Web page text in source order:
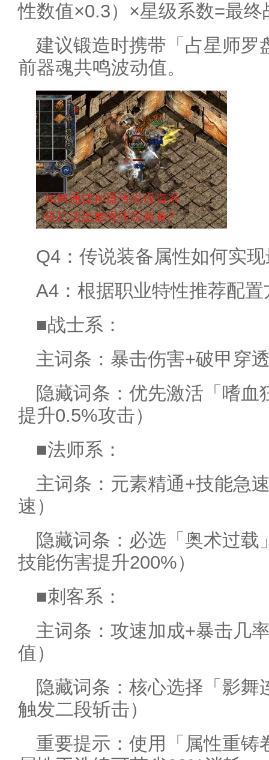
性数值×0.3）×星级系数=最终
建议锻造时携带「占星师罗
前器魂共鸣波动值。
Q4：传说装备属性如何实
A4：根据职业特性推荐配置
■战士系：
主词条：暴击伤害+破甲穿
隐藏词条：优先激活「嗜血
提升0.5%攻击）
■法师系：
主词条：元素精通+技能急
速）
隐藏词条：必选「奥术过载
技能伤害提升200%）
■刺客系：
主词条：攻速加成+暴击几
值）
隐藏词条：核心选择「影舞
触发二段斩击）
重要提示：使用「属性重铸